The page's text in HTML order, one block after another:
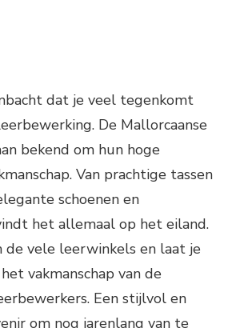
dat je veel tegenkomt
De Mallorcaanse
bekend om hun hoge
Van prachtige tassen
schoenen en
het allemaal op het eiland.
de vele leerwinkels en laat je
vakmanschap van de
Een stijlvol en
om nog jarenlang van te